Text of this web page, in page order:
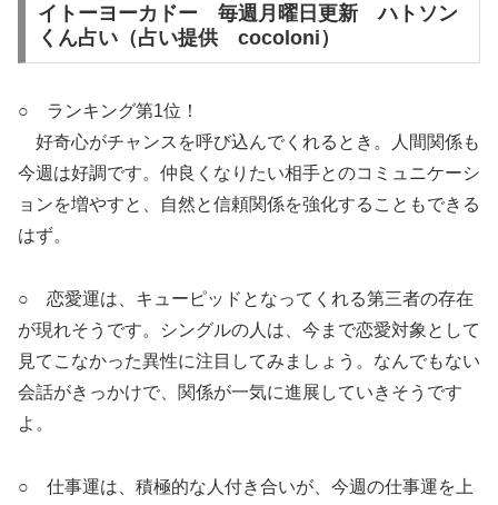
イトーヨーカドー 毎週月曜日更新 ハトソン
くん占い（占い提供 cocoloni）
○ ランキング第1位！
好奇心がチャンスを呼び込んでくれるとき。人間関係も
今週は好調です。仲良くなりたい相手とのコミュニケーシ
ョンを増やすと、自然と信頼関係を強化することもできる
はず。
○ 恋愛運は、キューピッドとなってくれる第三者の存在
が現れそうです。シングルの人は、今まで恋愛対象として
見てこなかった異性に注目してみましょう。なんでもない
会話がきっかけで、関係が一気に進展していきそうです
よ。
○ 仕事運は、積極的な人付き合いが、今週の仕事運を上